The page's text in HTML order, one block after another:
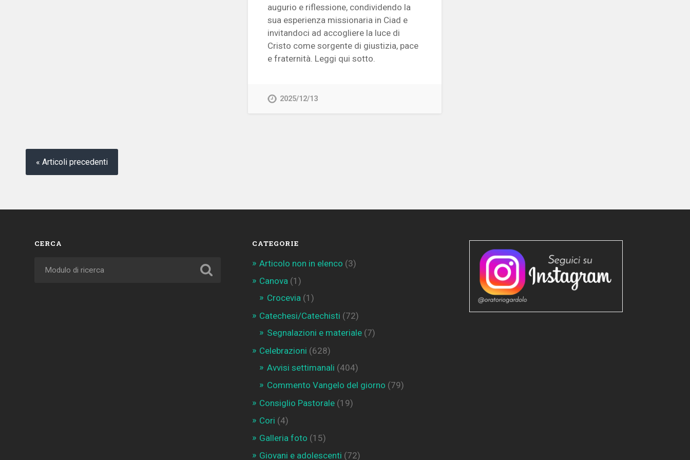
augurio e riflessione, condividendo la
sua esperienza missionaria in Ciad e
invitandoci ad accogliere la luce di
Cristo come sorgente di giustizia, pace
e fraternità. Leggi qui sotto.
2025/12/13
« Articoli precedenti
CERCA CATEGORIE
Articolo non in elenco (3)
Canova(1)
Crocevia(1)
Catechesi/Catechisti (72)
Segnalazioni e materiale(7)
Celebrazioni (628)
Avvisi settimanali (404)
Commento Vangelo del giorno (79)
Consiglio Pastorale(19)
Cori (4)
Galleria foto (15)
Giovani e adolescenti (72)